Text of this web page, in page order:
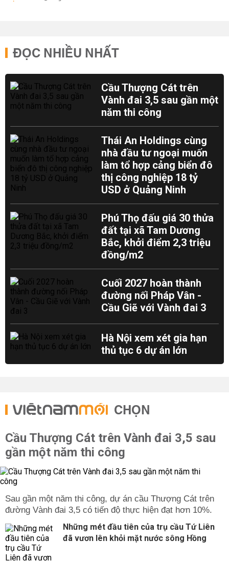
ĐỌC NHIỀU NHẤT
Cầu Thượng Cát trên
Vành đai 3,5 sau gần một
năm thi công
Thái An Holdings cùng
nhà đầu tư ngoại muốn
làm tổ hợp cảng biển đô
thị công nghiệp 18 tỷ
USD ở Quảng Ninh
Phú Thọ đấu giá 30 thửa
đất tại xã Tam Dương
Bắc, khởi điểm 2,3 triệu
đồng/m2
Cuối 2027 hoàn thành
đường nối Pháp Vân -
Cầu Giẽ với Vành đai 3
Hà Nội xem xét gia hạn
thủ tục 6 dự án lớn
CHỌN
Cầu Thượng Cát trên Vành đai 3,5 sau
gần một năm thi công
Sau gần một năm thi công, dự án cầu Thượng Cát trên
đường Vành đai 3,5 có tiến độ thực hiện đạt hơn 10%.
Những mét đầu tiên của trụ cầu Tứ Liên
đã vươn lên khỏi mặt nước sông Hồng